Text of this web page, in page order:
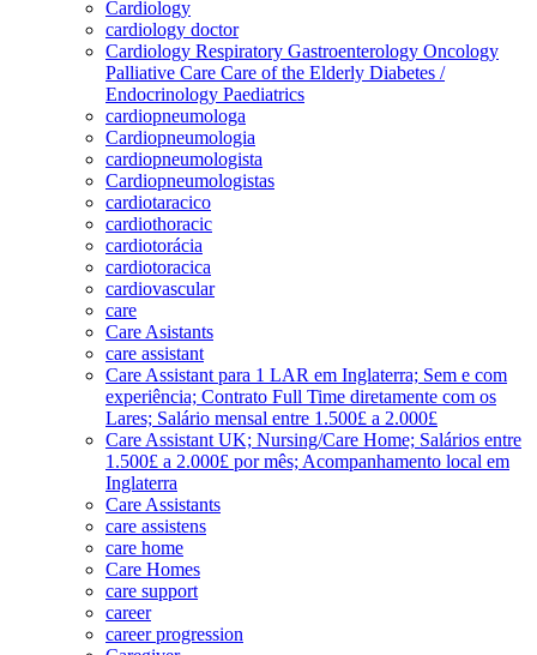
Cardiology
cardiology doctor
Cardiology Respiratory Gastroenterology Oncology
Palliative Care Care of the Elderly Diabetes /
Endocrinology Paediatrics
cardiopneumologa
Cardiopneumologia
cardiopneumologista
Cardiopneumologistas
cardiotaracico
cardiothoracic
cardiotorácia
cardiotoracica
cardiovascular
care
Care Asistants
care assistant
Care Assistant para 1 LAR em Inglaterra; Sem e com
experiência; Contrato Full Time diretamente com os
Lares; Salário mensal entre 1.500£ a 2.000£
Care Assistant UK; Nursing/Care Home; Salários entre
1.500£ a 2.000£ por mês; Acompanhamento local em
Inglaterra
Care Assistants
care assistens
care home
Care Homes
care support
career
career progression